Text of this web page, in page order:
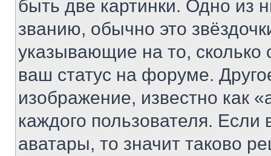
быть две картинки. Одно из
званию, обычно это
указывающие на то,
ваш статус на форуме.
изображение, известно как
каждого пользователя.
аватары, то значит таково